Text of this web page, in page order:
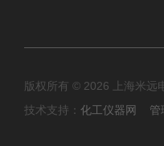
版权所有 © 2026 上海米
技术支持： 化工仪器网 管